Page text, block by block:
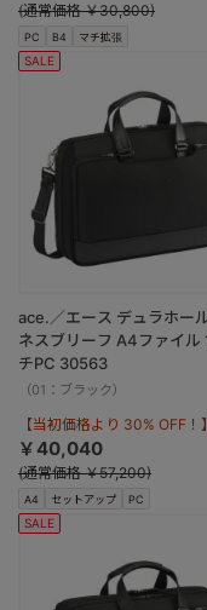
PC B4 マチ拡張
(通常価格 ￥30,800)
SALE
A4 セットアップ PC
ace.／エース デュラホー
ネスブリーフ A4ファイル
チPC 30563
（01：ブラック）
【当初価格より 30% OFF！】
￥40,040
(通常価格 ￥57,200)
SALE